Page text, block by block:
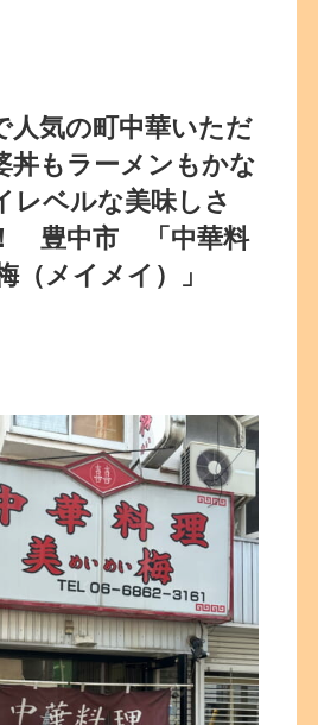
人気の町中華いただ
丼もラーメンもかな
レベルな美味しさ
豊中市 「中華料
（メイメイ）」